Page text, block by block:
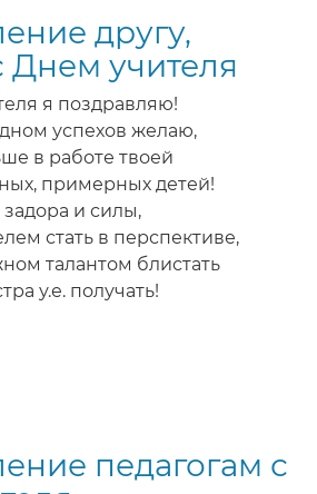
другу,
Днем учителя
я поздравляю!
успехов желаю,
в работе твоей
примерных детей!
задора и силы,
стать в перспективе,
талантом блистать
у.е. получать!
педагогам с